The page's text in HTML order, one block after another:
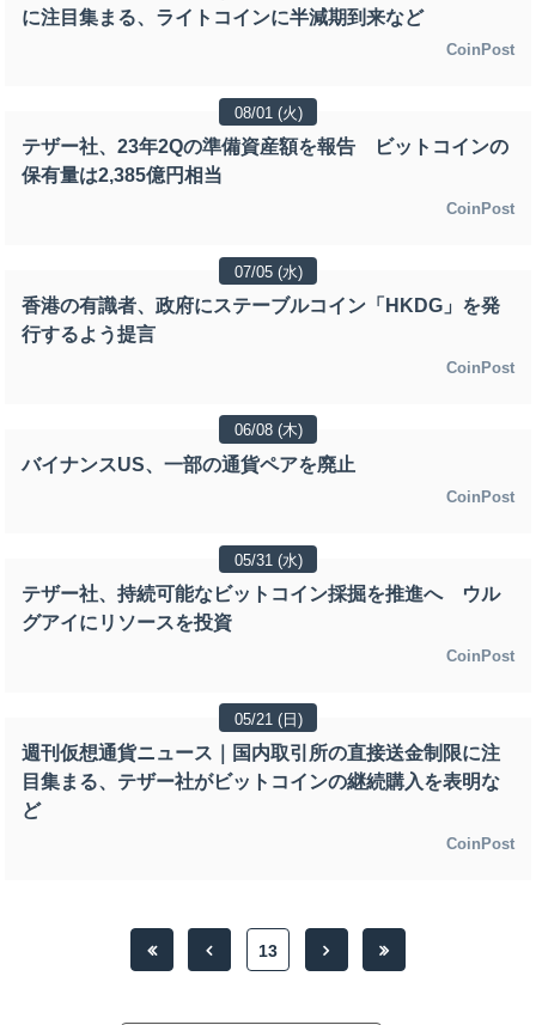
に注目集まる、ライトコインに半減期到来など
CoinPost
08/01 (火)
テザー社、23年2Qの準備資産額を報告 ビットコインの
保有量は2,385億円相当
CoinPost
07/05 (水)
香港の有識者、政府にステーブルコイン「HKDG」を発
行するよう提言
CoinPost
06/08 (木)
バイナンスUS、一部の通貨ペアを廃止
CoinPost
05/31 (水)
テザー社、持続可能なビットコイン採掘を推進へ ウル
グアイにリソースを投資
CoinPost
05/21 (日)
週刊仮想通貨ニュース｜国内取引所の直接送金制限に注
目集まる、テザー社がビットコインの継続購入を表明な
ど
CoinPost
13